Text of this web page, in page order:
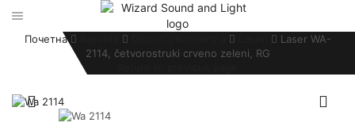
Почетна
Laser WA-
2114, četvorostruki crveno zeleni, RG